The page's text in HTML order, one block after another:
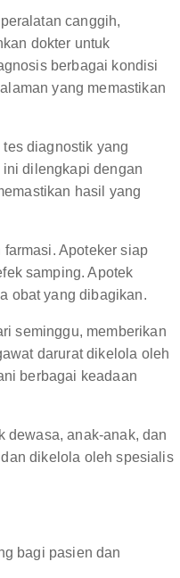
canggih,
dokter untuk
berbagai kondisi
yang memastikan
diagnostik yang
ini dilengkapi dengan
hasil yang
Apoteker siap
samping. Apotek
obat yang dibagikan.
seminggu, memberikan
darurat dikelola oleh
berbagai keadaan
dewasa, anak-anak, dan
dikelola oleh spesialis
bagi pasien dan